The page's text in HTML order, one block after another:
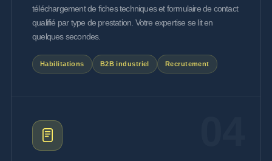
téléchargement de fiches techniques et formulaire de contact
qualifié par type de prestation. Votre expertise se lit en
quelques secondes.
Habilitations B2B industriel Recrutement